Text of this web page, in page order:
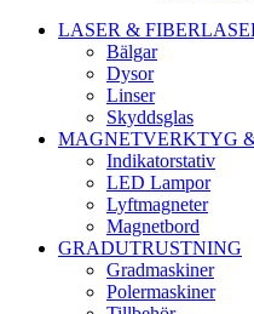
LASER &
Bälgar
Dysor
Linser
Skyddsglas
MAGNETVERKTYG
Indikatorstativ
LED Lampor
Lyftmagneter
Magnetbord
GRADUTRUSTNING
Gradmaskiner
Polermaskiner